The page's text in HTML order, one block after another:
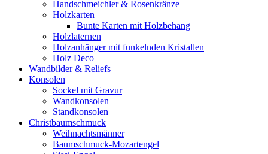
Handschmeichler & Rosenkränze
Holzkarten
Bunte Karten mit Holzbehang
Holzlaternen
Holzanhänger mit funkelnden Kristallen
Holz Deco
Wandbilder & Reliefs
Konsolen
Sockel mit Gravur
Wandkonsolen
Standkonsolen
Christbaumschmuck
Weihnachtsmänner
Baumschmuck-Mozartengel